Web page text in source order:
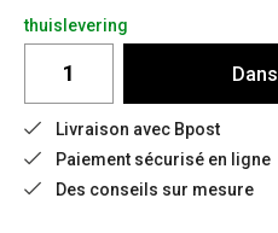
thuislevering
Dans
Livraison avec Bpost
Paiement sécurisé en ligne
Des conseils sur mesure